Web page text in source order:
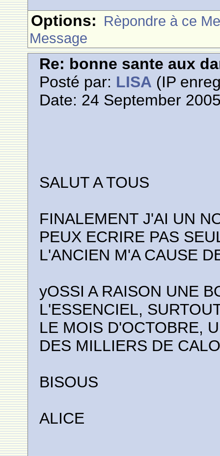
Options: Rèpondre à ce
Message
Re: bonne sante aux
Posté par: LISA (IP
Date: 24 September
SALUT A TOUS
FINALEMENT J'AI UN
PEUX ECRIRE PAS
L'ANCIEN M'A CAUSE
yOSSI A RAISON UNE
L'ESSENCIEL,
LE MOIS D'OCTOBRE,
DES MILLIERS DE
BISOUS
ALICE